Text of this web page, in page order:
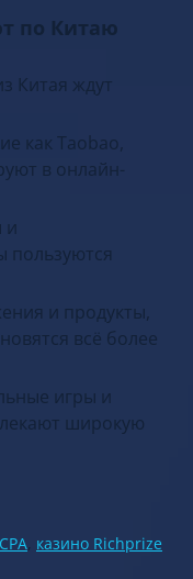
по Китаю
Китая ждут
как Taobao,
в онлайн-
и
пользуются
и продукты,
всё более
игры и
широкую
, казино Richprize